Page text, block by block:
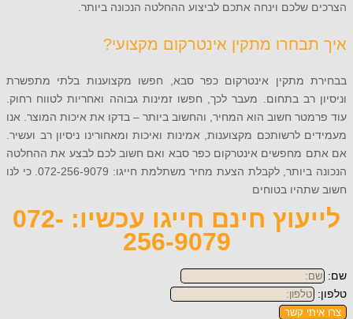
שלכם וינחה אתכם לביצוע ההחלטה הנכונה ביותר.
מתקין אינטרקום מקצועי?
מתקין אינטרקום כפר סבא, חפשו מקצוענות בלתי מתפשרת
רב בתחום. מעבר לכך, חפשו זמינות גבוהה ואחריות לטווח רחוק.
חשוב הוא המחיר, והחשוב ביותר – בדקו את איכות המוצר. אנו
לרשותכם מקצוענות, אמינות ואיכות ומאחורינו ניסיון רב ועשיר.
מחפשים אינטרקום כפר סבא ואם חשוב לכם לבצע את ההחלטה
הנכונה ביותר, לקבלת הצעת מחיר משתלמת חייגו: 072-256-9079. כי לנו
בטוחים
לייעוץ חינם חייגו עכשיו: 072-
256-9079
קשר